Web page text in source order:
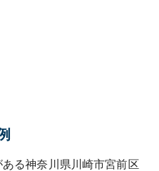
ある神奈川県 川崎市宮前区